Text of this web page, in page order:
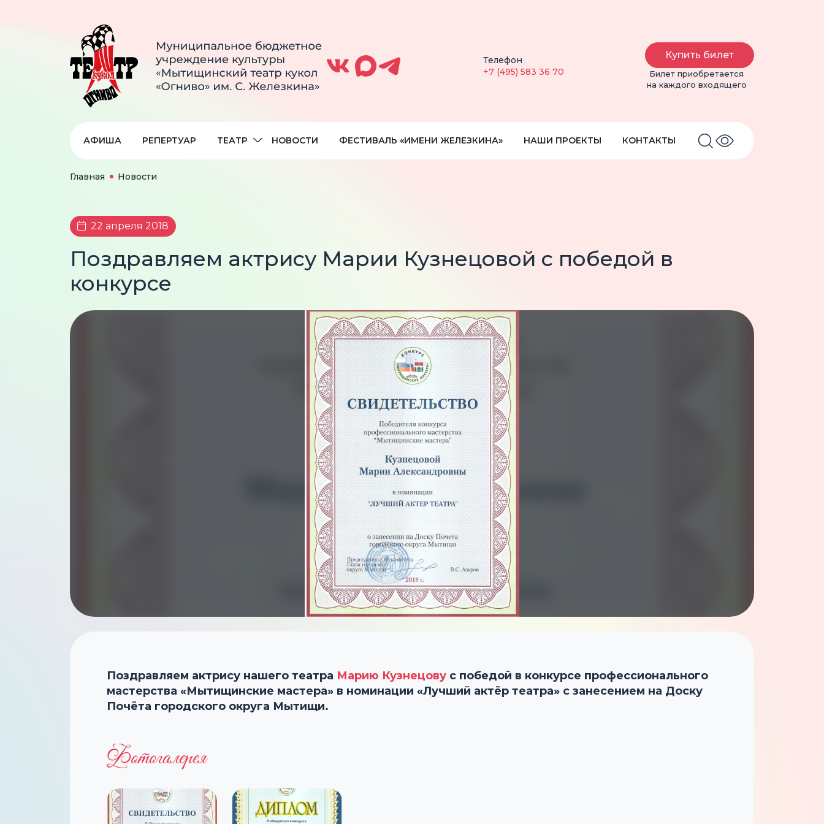
Телефон
+7 (495) 583 36 70
Билет приобретается
на каждого входящего
Купить билет
АФИША РЕПЕРТУАР ТЕАТР НОВОСТИ ФЕСТИВАЛЬ «ИМЕНИ ЖЕЛЕЗКИНА» НАШИ ПРОЕКТЫ КОНТАКТЫ
Главная Новости
22 апреля 2018
Поздравляем актрису Марии Кузнецовой с победой в
конкурсе
Поздравляем актрису нашего театра Марию Кузнецову с победой в конкурсе профессионального
мастерства «Мытищинские мастера» в номинации «Лучший актёр театра» с занесением на Доску
Почёта городского округа Мытищи.
Фотогалерея